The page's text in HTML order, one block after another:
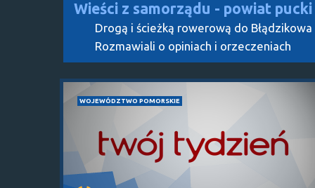
Wieści z samorządu - powiat pucki
Drogą i ścieżką rowerową do Błądzikowa
Rozmawiali o opiniach i orzeczeniach
WOJEWÓDZTWO POMORSKIE